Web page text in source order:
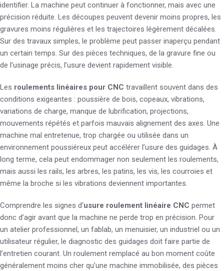
identifier. La machine peut continuer à fonctionner, mais avec une
précision réduite. Les découpes peuvent devenir moins propres, les
gravures moins régulières et les trajectoires légèrement décalées.
Sur des travaux simples, le problème peut passer inaperçu pendant
un certain temps. Sur des pièces techniques, de la gravure fine ou
de l’usinage précis, l’usure devient rapidement visible.
Les roulements linéaires pour CNC travaillent souvent dans des
conditions exigeantes : poussière de bois, copeaux, vibrations,
variations de charge, manque de lubrification, projections,
mouvements répétés et parfois mauvais alignement des axes. Une
machine mal entretenue, trop chargée ou utilisée dans un
environnement poussiéreux peut accélérer l’usure des guidages. À
long terme, cela peut endommager non seulement les roulements,
mais aussi les rails, les arbres, les patins, les vis, les courroies et
même la broche si les vibrations deviennent importantes.
Comprendre les signes d’usure roulement linéaire CNC permet
donc d’agir avant que la machine ne perde trop en précision. Pour
un atelier professionnel, un fablab, un menuisier, un industriel ou un
utilisateur régulier, le diagnostic des guidages doit faire partie de
l’entretien courant. Un roulement remplacé au bon moment coûte
généralement moins cher qu’une machine immobilisée, des pièces